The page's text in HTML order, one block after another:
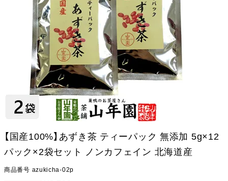
【国産100%】あずき茶 ティーパック 無添加 5g×12
パック×2袋セット ノンカフェイン 北海道産
商品番号 azukicha-02p